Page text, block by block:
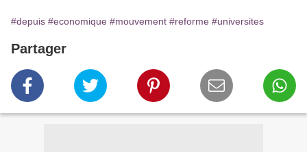
#depuis #economique #mouvement #reforme #universites
Partager